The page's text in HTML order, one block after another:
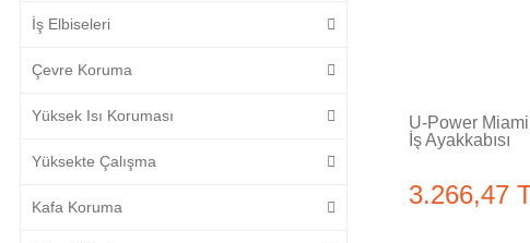
İş Elbiseleri
Çevre Koruma
Yüksek Isı Koruması
Yüksekte Çalışma
Kafa Koruma
U-Power
İş Ayakkabısı
3.266,47